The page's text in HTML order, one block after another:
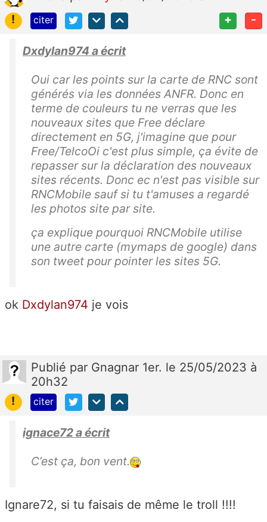
!
citer + -
Dxdylan974 a écrit
Oui car les points sur la carte de RNC sont
générés via les données ANFR. Donc en
terme de couleurs tu ne verras que les
nouveaux sites que Free déclare
directement en 5G, j'imagine que pour
Free/TelcoOi c'est plus simple, ça évite de
repasser sur la déclaration des nouveaux
sites récents. Donc ec n'est pas visible sur
RNCMobile sauf si tu t'amuses a regardé
les photos site par site.
ça explique pourquoi RNCMobile utilise
une autre carte (mymaps de google) dans
son tweet pour pointer les sites 5G.
ok Dxdylan974 je vois
Publié par Gnagnar 1er. le 25/05/2023 à
20h32
!
citer
ignace72 a écrit
C’est ça, bon vent.
Ignare72, si tu faisais de même le troll !!!!